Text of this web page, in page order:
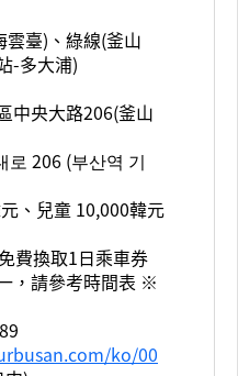
雲臺)、綠線(釜山
-多大浦)
中央大路206(釜山
로 206 (부산역 기
、兒童 10,000韓元
費換取1日乘車券
，請參考時間表 ※
ko/00